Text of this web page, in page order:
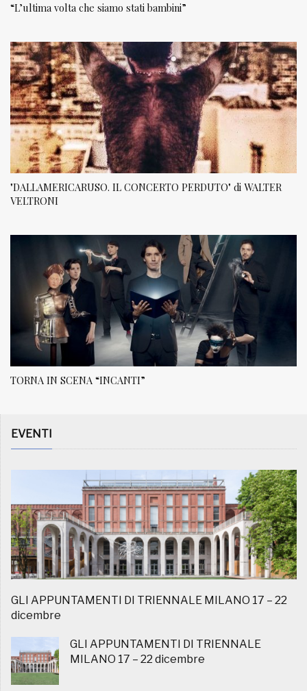
“L’ultima volta che siamo stati bambini”
"DALLAMERICARUSO. IL CONCERTO PERDUTO" di WALTER
VELTRONI
TORNA IN SCENA “INCANTI”
EVENTI
GLI APPUNTAMENTI DI TRIENNALE MILANO 17 – 22
dicembre
GLI APPUNTAMENTI DI TRIENNALE
MILANO 17 – 22 dicembre